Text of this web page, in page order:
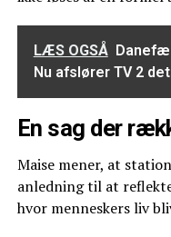
LÆS OGSÅ
Nu afslører TV 2
En sag der
Maise mener, at
anledning til at
hvor menneskers liv